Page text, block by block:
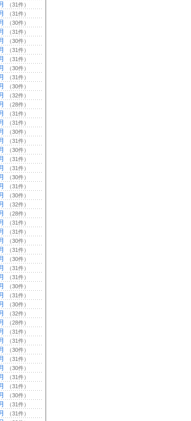
（31件）
（31件）
（30件）
（31件）
（30件）
（31件）
（31件）
（30件）
（31件）
（30件）
（32件）
（28件）
（31件）
（31件）
（30件）
（31件）
（30件）
（31件）
（31件）
（30件）
（31件）
（30件）
（32件）
（28件）
（31件）
（31件）
（30件）
（31件）
（30件）
（31件）
（31件）
（30件）
（31件）
（30件）
（32件）
（28件）
（31件）
（31件）
（30件）
（31件）
（30件）
（31件）
（31件）
（30件）
（31件）
（31件）